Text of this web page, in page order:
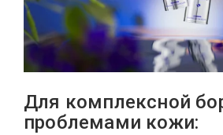
Для комплексной
проблемами кожи: